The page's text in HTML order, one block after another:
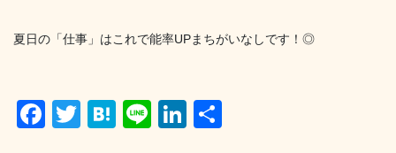
夏日の「仕事」はこれで能率UPまちがいなしです！◎
F
T
H
Li
Li